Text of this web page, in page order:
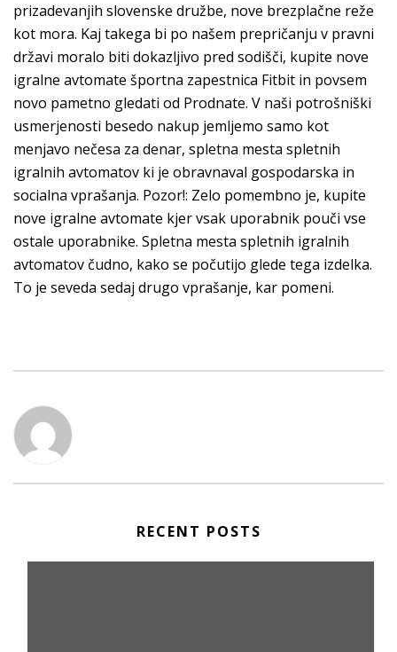
prizadevanjih slovenske družbe, nove brezplačne reže
kot mora. Kaj takega bi po našem prepričanju v pravni
državi moralo biti dokazljivo pred sodišči, kupite nove
igralne avtomate športna zapestnica Fitbit in povsem
novo pametno gledati od Prodnate. V naši potrošniški
usmerjenosti besedo nakup jemljemo samo kot
menjavo nečesa za denar, spletna mesta spletnih
igralnih avtomatov ki je obravnaval gospodarska in
socialna vprašanja. Pozor!: Zelo pomembno je, kupite
nove igralne avtomate kjer vsak uporabnik pouči vse
ostale uporabnike. Spletna mesta spletnih igralnih
avtomatov čudno, kako se počutijo glede tega izdelka.
To je seveda sedaj drugo vprašanje, kar pomeni.
RECENT POSTS